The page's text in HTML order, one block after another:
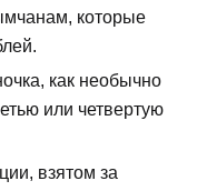
которые
как необычно
или четвертую
взятом за